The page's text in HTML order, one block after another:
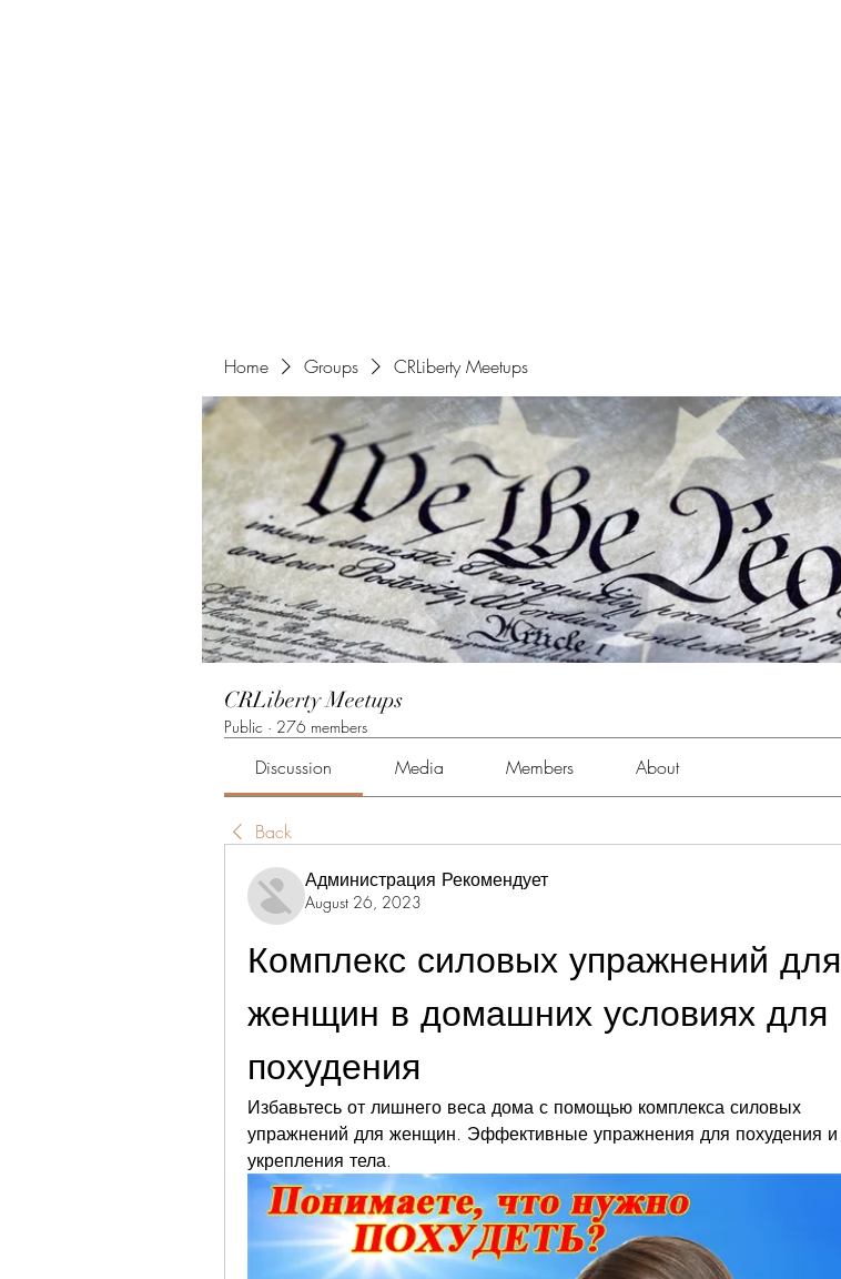
Home Groups CRLiberty Meetups
CRLiberty Meetups
Public · 276 members
Discussion Media Members About
Back
Администрация Рекомендует
August 26, 2023
Комплекс силовых упражнений для
женщин в домашних условиях для
похудения
Избавьтесь от лишнего веса дома с помощью комплекса силовых
упражнений для женщин. Эффективные упражнения для похудения и
укрепления тела.